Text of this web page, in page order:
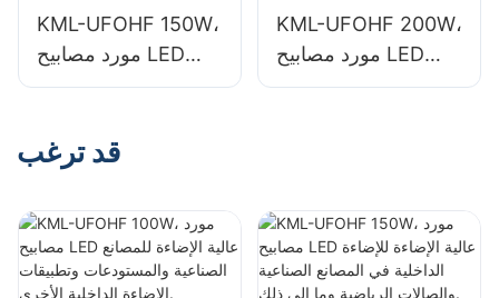
KML-UFOHF 150W،
مورد مصابيح LED
عالية الإضاءة للإضاءة
الصناعية والصالات
KML-UFOHF 200W،
مورد مصابيح LED
عالية الإضاءة للإضاءة
قد ترغب